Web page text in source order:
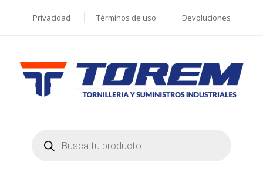
Privacidad Términos de uso Devoluciones
search